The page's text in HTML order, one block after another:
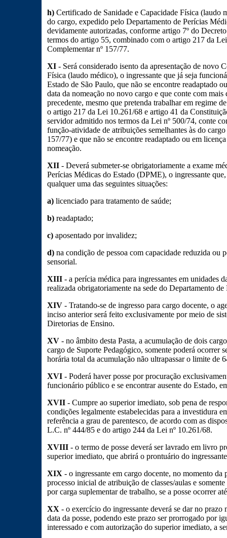
h) Certificado de Sanidade e Capacidade Física (laudo
do cargo, expedido pelo Departamento de Perícias
devidamente autorizadas, conforme artigo 7º do
termos do artigo 55, combinado com o artigo 217 da
Complementar nº 157/77.
XI - Será considerado isento da apresentação de novo
Física (laudo médico), o ingressante que já seja
Estado de São Paulo, que não se encontre readaptado
data da nomeação no novo cargo e que conte com
precedente, mesmo que pretenda trabalhar em regime
o artigo 217 da Lei 10.261/68 e artigo 41 da
servidor admitido nos termos da Lei nº 500/74, conte
função-atividade de atribuições semelhantes às do
157/77) e que não se encontre readaptado ou em
nomeação.
XII - Deverá submeter-se obrigatoriamente a exame
Perícias Médicas do Estado (DPME), o ingressante
qualquer uma das seguintes situações:
a) licenciado para tratamento de saúde;
b) readaptado;
c)aposentado por invalidez;
d) na condição de pessoa com capacidade reduzida ou
sensorial.
XIII- a perícia médica para ingressantes em unidades
realizada obrigatoriamente na sede do Departamento
XIV- Tratando-se de ingresso para cargo docente, o
inciso anterior será feito exclusivamente por meio de
Diretorias de Ensino.
XV - no âmbito desta Pasta, a acumulação de dois
cargo de Suporte Pedagógico, somente poderá ocorrer
horária total da acumulação não ultrapassar o limite de
XVI - Poderá haver posse por procuração
funcionário público e se encontrar ausente do Estado,
XVII - Cumpre ao superior imediato, sob pena de
condições legalmente estabelecidas para a investidura
referência a grau de parentesco, de acordo com as
L.C. nº 444/85 e do artigo 244 da Lei nº 10.261/68.
XVIII- o termo de posse deverá ser lavrado em livro
superior imediato, que abrirá o prontuário do
XIX - o ingressante em cargo docente, no momento da
processo inicial de atribuição de classes/aulas e
por carga suplementar de trabalho, se a posse ocorrer
XX - o exercício do ingressante deverá se dar no
data da posse, podendo este prazo ser prorrogado por
interessado e com autorização do superior imediato, a